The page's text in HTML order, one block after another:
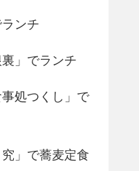
ンチ
」でランチ
処つくし」で
」で蕎麦定食